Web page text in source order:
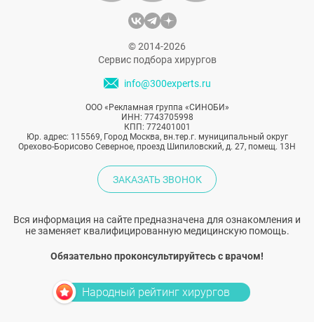
© 2014-2026
Сервис подбора хирургов
info@300experts.ru
ООО «Рекламная группа «СИНОБИ»
ИНН: 7743705998
КПП: 772401001
Юр. адрес: 115569, Город Москва, вн.тер.г. муниципальный округ
Орехово-Борисово Северное, проезд Шипиловский, д. 27, помещ. 13Н
ЗАКАЗАТЬ ЗВОНОК
Вся информация на сайте предназначена для ознакомления и
не заменяет квалифицированную медицинскую помощь.
Обязательно проконсультируйтесь с врачом!
Народный рейтинг хирургов